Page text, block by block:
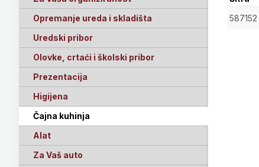
Opremanje ureda i skladišta
Uredski pribor
Olovke, crtaći i školski pribor
Prezentacija
Higijena
Čajna kuhinja
Alat
Za Vaš auto
587152